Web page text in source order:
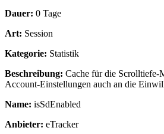
Dauer: 0 Tage
Art: Session
Kategorie: Statistik
Beschreibung: Cache für die Scrolltiefe-
Account-Einstellungen auch an die
Name: isSdEnabled
Anbieter: eTracker